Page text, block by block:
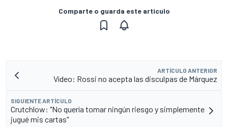
Comparte o guarda este artículo
ARTÍCULO ANTERIOR
Vídeo: Rossi no acepta las disculpas de Márquez
SIGUIENTE ARTÍCULO
Crutchlow: "No quería tomar ningún riesgo y simplemente
jugué mis cartas"